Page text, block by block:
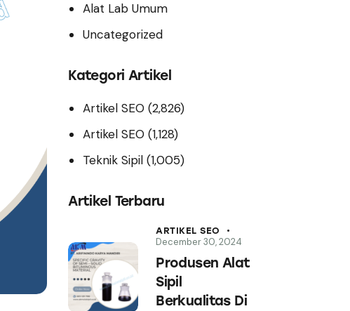
Alat Lab Umum
Uncategorized
Kategori Artikel
Artikel SEO (2,826)
Artikel SEO (1,128)
Teknik Sipil(1,005)
Artikel Terbaru
ARTIKEL SEO
December 30, 2024
Produsen Alat
Sipil
Berkualitas Di